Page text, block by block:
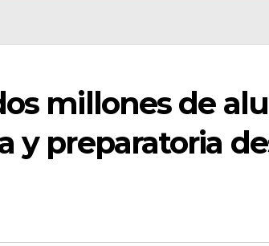
millones de
y preparatoria